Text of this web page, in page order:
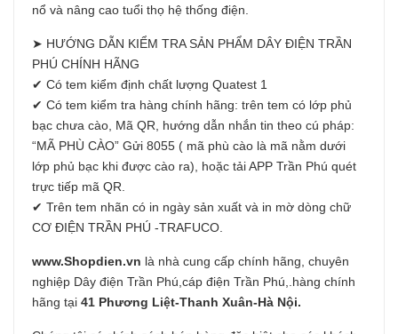
nổ và nâng cao tuổi thọ hệ thống điện.
➤ HƯỚNG DẪN KIỂM TRA SẢN PHẨM DÂY ĐIỆN TRẦN
PHÚ CHÍNH HÃNG
✔ Có tem kiểm định chất lượng Quatest 1
✔ Có tem kiểm tra hàng chính hãng: trên tem có lớp phủ
bạc chưa cào, Mã QR, hướng dẫn nhắn tin theo cú pháp:
“MÃ PHÙ CÀO” Gửi 8055 ( mã phù cào là mã nằm dưới
lớp phủ bạc khi được cào ra), hoặc tải APP Trần Phú quét
trực tiếp mã QR.
✔ Trên tem nhãn có in ngày sản xuất và in mờ dòng chữ
CƠ ĐIỆN TRẦN PHÚ -TRAFUCO.
www.Shopdien.vn là nhà cung cấp chính hãng, chuyên
nghiệp Dây điện Trần Phú,cáp điện Trần Phú,.hàng chính
hãng tại 41 Phương Liệt-Thanh Xuân-Hà Nội.